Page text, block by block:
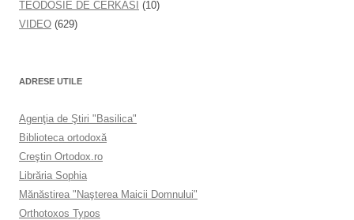
TEODOSIE DE CERKASÎ (10)
VIDEO (629)
ADRESE UTILE
Agenţia de Ştiri "Basilica"
Biblioteca ortodoxă
Creştin Ortodox.ro
Librăria Sophia
Mănăstirea "Naşterea Maicii Domnului"
Orthotoxos Typos